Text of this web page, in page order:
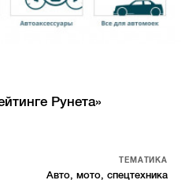
Рунета»
ТЕМАТИКА
Авто, мото, спецтехника